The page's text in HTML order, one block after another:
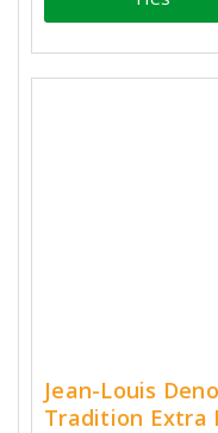
Jean-Louis
Tradition Extra